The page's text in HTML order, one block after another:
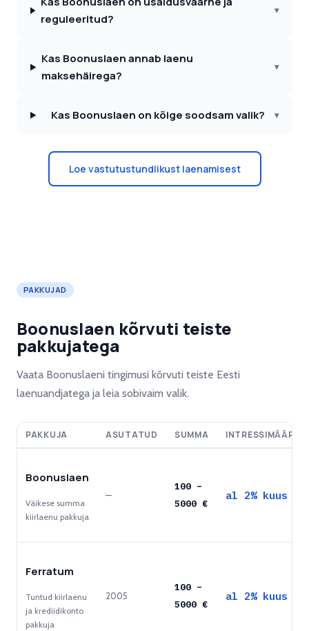
reguleeritud?
▾
Kas Boonuslaen annab laenu
maksehäirega?
▾
Kas Boonuslaen on kõige soodsam valik? ▾
Loe vastutustundlikust laenamisest
PAKKUJAD
Boonuslaen kõrvuti teiste
pakkujatega
Vaata Boonuslaeni tingimusi kõrvuti teiste Eesti
laenuandjatega ja leia sobivaim valik.
PAKKUJA ASUTATUD SUMMA INTRESSIMÄÄR
Boonuslaen
Väikese summa
kiirlaenu pakkuja
—
100 –
5000 €
al 2% kuus
Ferratum
Tuntud kiirlaenu
ja krediidikonto
pakkuja
2005
100 –
5000 €
al 2% kuus